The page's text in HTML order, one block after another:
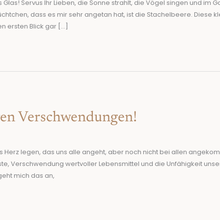
Servus Ihr Lieben, die Sonne strahlt, die Vögel singen und im
dass es mir sehr angetan hat, ist die Stachelbeere. Diese
ersten Blick gar […]
Verschwendungen!
Herz legen, das uns alle angeht, aber noch nicht bei allen
Verschwendung wertvoller Lebensmittel und die Unfähigkeit
mich das an,